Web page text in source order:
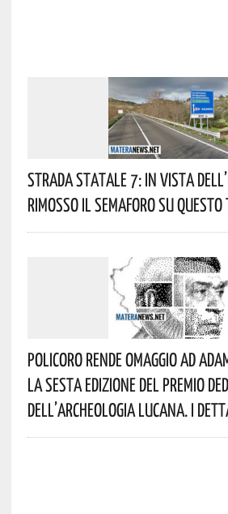
Strada Statale 7: In Vista
Rimosso Il Semaforo Su
Policoro Rende Omaggio Ad
La Sesta Edizione Del Premio
Dell’archeologia Lucana. I